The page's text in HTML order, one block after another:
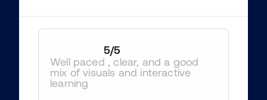
5/5
Well paced , clear, and a good
mix of visuals and interactive
learning